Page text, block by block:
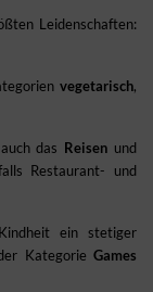
Leidenschaften:
vegetarisch,
das Reisen und
Restaurant- und
ein stetiger
Kategorie Games